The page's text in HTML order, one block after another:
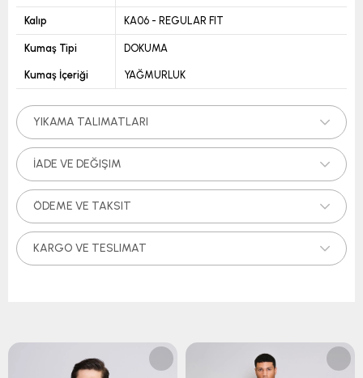
Kalıp KA06 - REGULAR FIT
Kumaş Tipi DOKUMA
Kumaş İçeriği YAĞMURLUK
YIKAMA TALIMATLARI
İADE VE DEĞIŞIM
ÖDEME VE TAKSIT
KARGO VE TESLIMAT